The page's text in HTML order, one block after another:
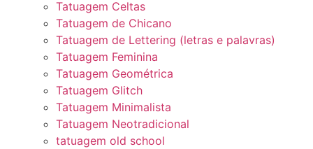
Tatuagem Celtas
Tatuagem de Chicano
Tatuagem de Lettering (letras e palavras)
Tatuagem Feminina
Tatuagem Geométrica
Tatuagem Glitch
Tatuagem Minimalista
Tatuagem Neotradicional
tatuagem old school